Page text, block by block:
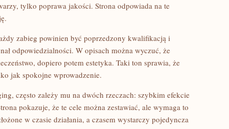
tylko poprawa jakości. Strona odpowiada na te
zabieg powinien być poprzedzony kwalifikacją i
odpowiedzialności. W opisach można wyczuć, że
dopiero potem estetyka. Taki ton sprawia, że
jak spokojne wprowadzenie.
często zależy mu na dwóch rzeczach: szybkim efekcie
pokazuje, że te cele można zestawiać, ale wymaga to
w czasie działania, a czasem wystarczy pojedyncza